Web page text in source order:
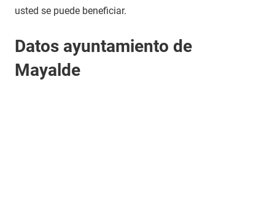
usted se puede beneficiar.
Datos ayuntamiento de
Mayalde